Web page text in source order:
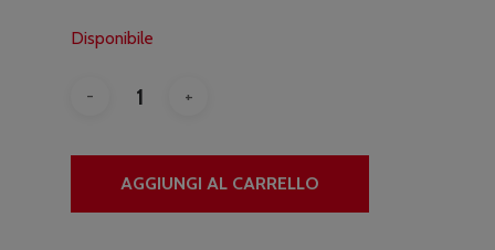
Disponibile
AGGIUNGI AL CARRELLO